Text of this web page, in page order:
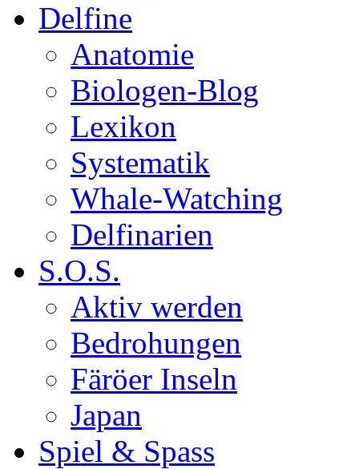
Delfine
Anatomie
Biologen-Blog
Lexikon
Systematik
Whale-Watching
Delfinarien
S.O.S.
Aktiv werden
Bedrohungen
Färöer Inseln
Japan
Spiel & Spass